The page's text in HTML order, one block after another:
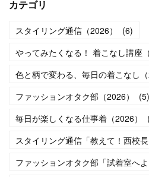
カテゴリ
スタイリング通信（2026） (6)
やってみたくなる！ 着こなし講座
色と柄で変わる、毎日の着こなし（
ファッションオタク部（2026）
(5)
毎日が楽しくなる仕事着（2026）
(
スタイリング通信「教えて！西校長
ファッションオタク部「試着室へよ